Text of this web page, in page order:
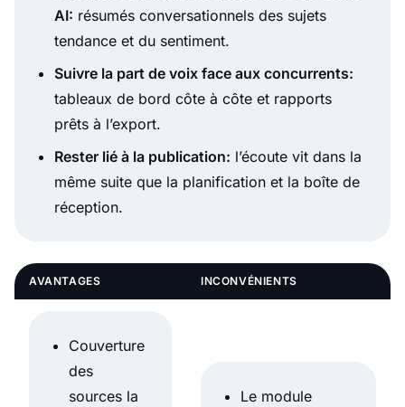
AI: résumés conversationnels des sujets
tendance et du sentiment.
Suivre la part de voix face aux concurrents:
tableaux de bord côte à côte et rapports
prêts à l’export.
Rester lié à la publication: l’écoute vit dans la
même suite que la planification et la boîte de
réception.
AVANTAGES INCONVÉNIENTS
Couverture
des
sources la
Le module